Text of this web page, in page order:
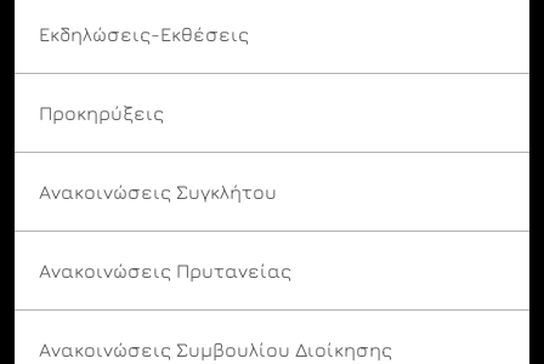
Εκδηλώσεις-Εκθέσεις
Προκηρύξεις
Ανακοινώσεις Συγκλήτου
Ανακοινώσεις Πρυτανείας
Ανακοινώσεις Συμβουλίου Διοίκησης